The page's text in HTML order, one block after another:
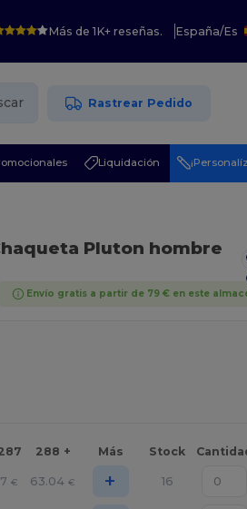
Más de 1K+ reseñas. España/Es
Rastrear Pedido
Liquidación
Pluton hombre
Envío gratis a partir de 79 € en este
288 + Más Stock
€ 63.04 € + 16